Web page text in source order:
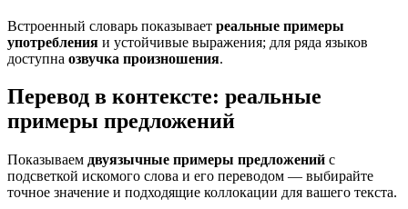
Встроенный словарь показывает реальные примеры
употребления и устойчивые выражения; для ряда языков
доступна озвучка произношения.
Перевод в контексте: реальные
примеры предложений
Показываем двуязычные примеры предложений с
подсветкой искомого слова и его переводом — выбирайте
точное значение и подходящие коллокации для вашего текста.